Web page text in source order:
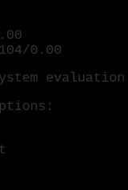
0.00
evaluation